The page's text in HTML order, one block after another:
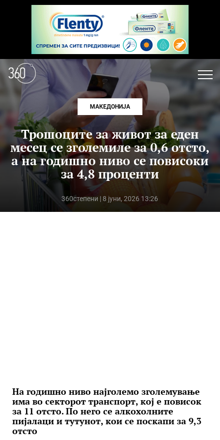
МАКЕДОНИЈА
Трошоците за живот за еден
месец се зголемиле за 0,6 отсто,
а на годишно ниво се повисоки
за 4,8 проценти
360степени | 8 јуни, 2026 13:26
На годишно ниво најголемо зголемување
има во секторот транспорт, кој е повисок
за 11 отсто. По него се алкохолните
пијалаци и тутунот, кои се поскапи за 9,3
отсто